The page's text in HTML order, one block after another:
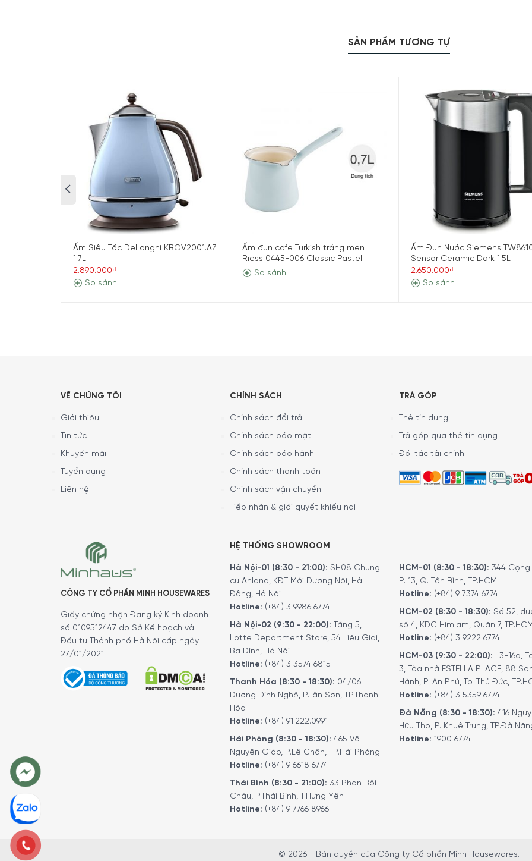
Thiết kế thủy tinh cao cấp
Ấm Siêu Tốc WMF Lono Glass Waserkocher 1.7L được làm bằng thủy tinh Schott Duran chịu nhiệt, ổn định,
một cách nhanh chóng. Chất liệu này cũng tôn lên sự đẳng cấp và tinh tế trong căn bếp nhà bạn.
Thiết kế tiện lợi, tinh tế
Ấm Siêu Tốc WMF Lono Glass Waserkocher 1.7L với thiết kế tiện lợi không để nước dây ra với đế thiết bị
nhanh chóng sử dụng nước sôi ngay sau khi đun xong.
SẢN PHẨM TƯƠNG TỰ
Ấm Siêu Tốc DeLonghi KBOV2001.AZ
1.7L
2.890.000₫
So sánh
Ấm đun cafe Turkish tráng men
Riess 0445-006 Classic Pastel
So sánh
Ấm Đun Nước Siemens
Sensor Ceramic Dark 1.5L
2.650.000₫
So sánh
VỀ CHÚNG TÔI
Giới thiệu
Tin tức
Khuyến mãi
Tuyển dụng
Liên hệ
CHÍNH SÁCH
Chính sách đổi trả
Chính sách bảo mật
Chính sách bảo hành
Chính sách thanh toán
Chính sách vận chuyển
Tiếp nhận & giải quyết khiếu nại
TRẢ GÓP
Thẻ tín dụng
Trả góp qua thẻ tín dụng
Đối tác tài chính
CÔNG TY CỔ PHẦN MINH HOUSEWARES
Giấy chứng nhận Đăng ký Kinh doanh
số 0109512447 do Sở Kế hoạch và
Đầu tư Thành phố Hà Nội cấp ngày
27/01/2021
HỆ THỐNG SHOWROOM
Hà Nội-01 (8:30 - 21:00): SH08 Chung
cư Anland, KĐT Mới Dương Nội, Hà
Đông, Hà Nội
Hotline: (+84) 3 9986 6774
Hà Nội-02 (9:30 - 22:00): Tầng 5,
Lotte Department Store, 54 Liễu Giai,
Ba Đình, Hà Nội
Hotline: (+84) 3 3574 6815
Thanh Hóa (8:30 - 18:30): 04/06
Dương Đình Nghệ, P.Tân Sơn, TP.Thanh
Hóa
Hotline: (+84) 91.222.0991
Hải Phòng (8:30 - 18:30): 465 Võ
Nguyên Giáp, P.Lê Chân, TP.Hải Phòng
Hotline: (+84) 9 6618 6774
Thái Bình (8:30 - 21:00): 33 Phan Bội
Châu, P.Thái Bình, T.Hưng Yên
Hotline: (+84) 9 7766 8966
HCM-01 (8:30 - 18:30): 344 Cộng
P. 13, Q. Tân Bình, TP.HCM
Hotline: (+84) 9 7374 6774
HCM-02 (8:30 - 18:30): Số 52,
số 4, KDC Himlam, Quận 7,
Hotline: (+84) 3 9222 6774
HCM-03 (9:30 - 22:00): L3-16a,
3, Tòa nhà ESTELLA PLACE, 88
Hành, P. An Phú, Tp. Thủ Đức,
Hotline: (+84) 3 5359 6774
Đà Nẵng (8:30 - 18:30): 416
Hữu Thọ, P. Khuê Trung, TP.Đà
Hotline: 1900 6774
© 2026 - Bản quyền của Công ty Cổ phần Minh Housewares.